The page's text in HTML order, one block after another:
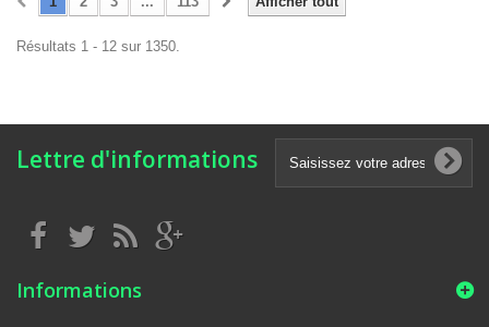
Résultats 1 - 12 sur 1350.
Lettre d'informations
Informations